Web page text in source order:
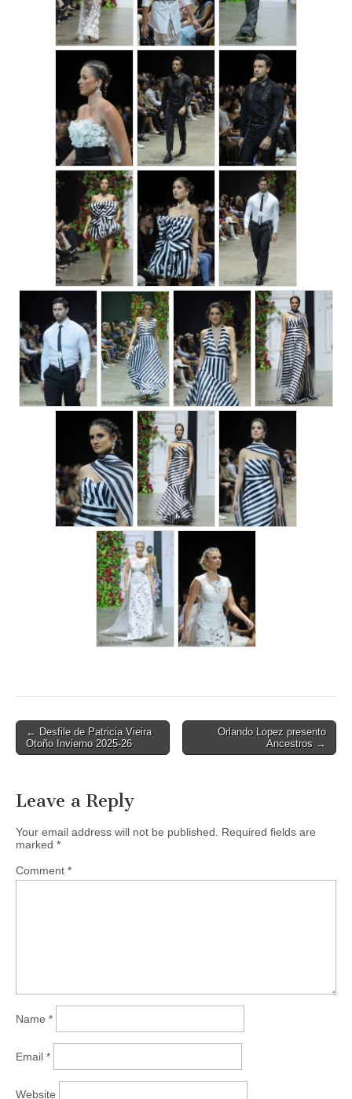
Post
navigation
← Desfile de Patricia Vieira
Otoño Invierno 2025-26
Orlando Lopez presento
Ancestros →
Leave a Reply
Your email address will not be published. Required fields are
marked *
Comment *
Name *
Email *
Website